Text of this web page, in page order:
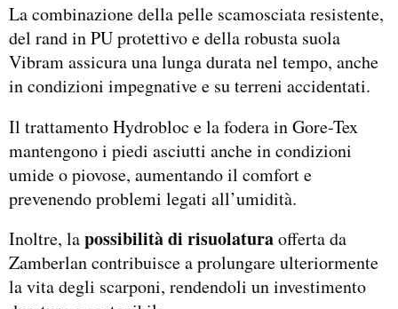
La combinazione della pelle scamosciata resistente,
del rand in PU protettivo e della robusta suola
Vibram assicura una lunga durata nel tempo, anche
in condizioni impegnative e su terreni accidentati.
Il trattamento Hydrobloc e la fodera in Gore-Tex
mantengono i piedi asciutti anche in condizioni
umide o piovose, aumentando il comfort e
prevenendo problemi legati all’umidità.
Inoltre, lapossibilità di risuolaturaofferta da
Zamberlan contribuisce a prolungare ulteriormente
la vita degli scarponi, rendendoli un investimento